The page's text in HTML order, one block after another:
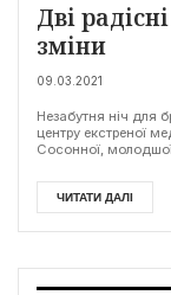
Дві
зміни
09.03.2021
Незабутня ніч для
центру екстреної
Сосонної,
ЧИТАТИ ДАЛІ